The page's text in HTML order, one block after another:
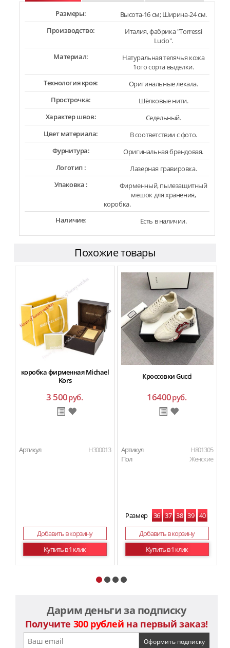
Размеры:
Высота-16 см; Ширина-24 см.
Производство:
Италия, фабрика "Torressi
Lucio".
Материал:
Натуральная телячья кожа
1ого сорта выделки.
Технология кроя:
Оригинальные лекала.
Прострочка:
Шёлковые нити.
Характер швов:
Седельный.
Цвет материала:
В соответствии с фото.
Фурнитура:
Оригинальная брендовая.
Логотип :
Лазерная гравировка.
Упаковка :
Фирменный, пылезащитный
мешок для хранения,
коробка.
Наличие:
Есть в наличии.
Похожие товары
коробка фирменная Michael
Kors
3 500руб.
Артикул H300013
Добавить в корзину
Купить в 1 клик
Кроссовки Gucci
16400руб.
Артикул
H801305
Пол
Женские
Размер 36 37 38 39 40
41
Добавить в корзину
Купить в 1 клик
Дарим деньги за подписку
Получите 300 рублей на первый заказ!